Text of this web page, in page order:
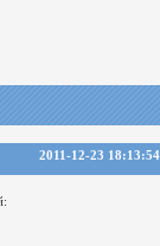
2011-12-23 18:13:54